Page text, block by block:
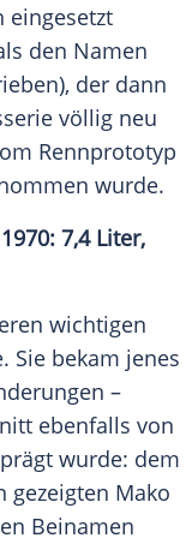
eingesetzt
den Namen
der dann
völlig neu
Rennprototyp
wurde.
7,4 Liter,
wichtigen
Sie bekam jenes
–
ebenfalls von
wurde: dem
gezeigten Mako
Beinamen